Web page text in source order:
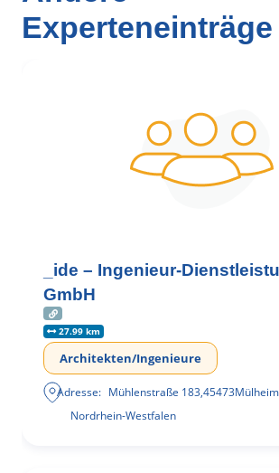
Experteneinträge
_ide – Ingenieur-
GmbH
27.99 km
Architekten/Ingenieure
Adresse: Mühlenstraße 183,45473
Nordrhein-Westfalen